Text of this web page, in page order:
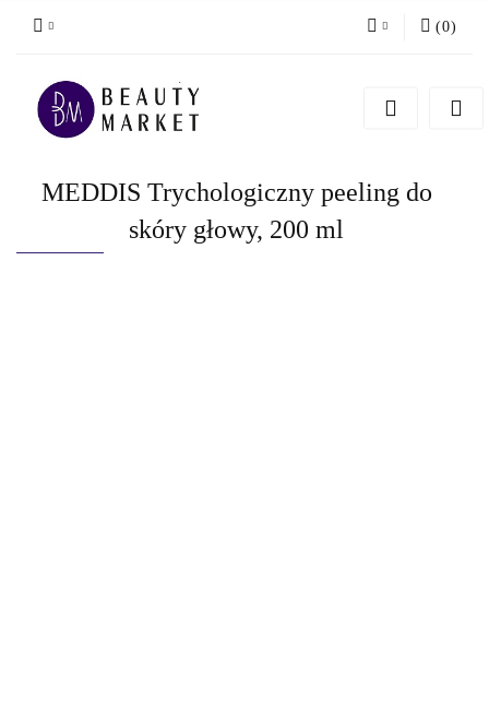
Zarejestruj się
(0)
MEDDIS Trychologiczny peeling do
skóry głowy, 200 ml